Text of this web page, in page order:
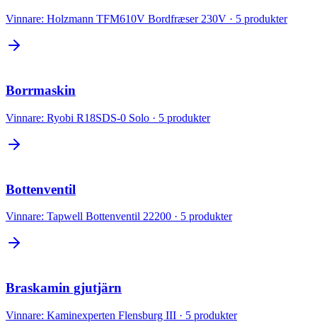
Vinnare: Holzmann TFM610V Bordfræser 230V · 5 produkter
Borrmaskin
Vinnare: Ryobi R18SDS-0 Solo · 5 produkter
Bottenventil
Vinnare: Tapwell Bottenventil 22200 · 5 produkter
Braskamin gjutjärn
Vinnare: Kaminexperten Flensburg III · 5 produkter